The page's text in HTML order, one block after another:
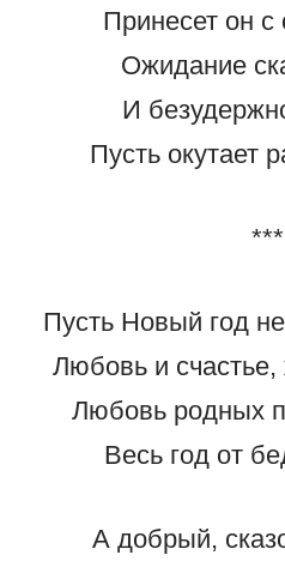
Принесет он с
Ожидание
И
Пусть окутает
***
Пусть Новый год
Любовь и счастье,
Любовь родных
Весь год от
А добрый,